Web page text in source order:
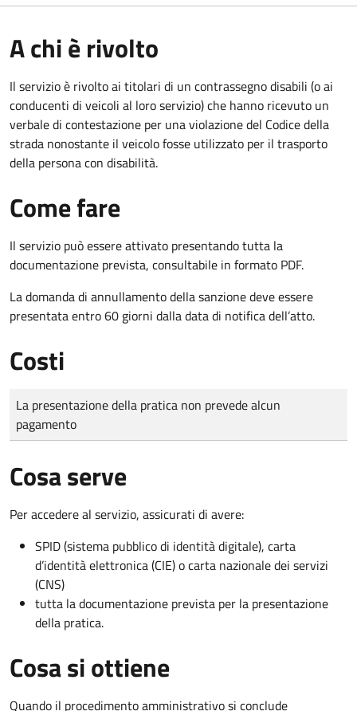
A chi è rivolto
Il servizio è rivolto ai titolari di un contrassegno disabili (o ai
conducenti di veicoli al loro servizio) che hanno ricevuto un
verbale di contestazione per una violazione del Codice della
strada nonostante il veicolo fosse utilizzato per il trasporto
della persona con disabilità.
Come fare
Il servizio può essere attivato presentando tutta la
documentazione prevista, consultabile in formato PDF.
La domanda di annullamento della sanzione deve essere
presentata entro 60 giorni dalla data di notifica dell’atto.
Costi
Tipo di pagamento
Importo
La presentazione della pratica non prevede alcun
pagamento
Cosa serve
Per accedere al servizio, assicurati di avere:
SPID (sistema pubblico di identità digitale), carta
d’identità elettronica (CIE) o carta nazionale dei servizi
(CNS)
tutta la documentazione prevista per la presentazione
della pratica.
Cosa si ottiene
Quando il procedimento amministrativo si conclude